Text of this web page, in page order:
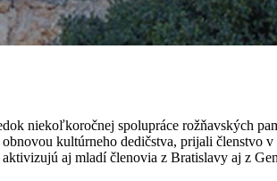
niekoľkoročnej spolupráce rožňavských
kultúrneho dedičstva, prijali
aj mladí členovia z Bratislavy aj z